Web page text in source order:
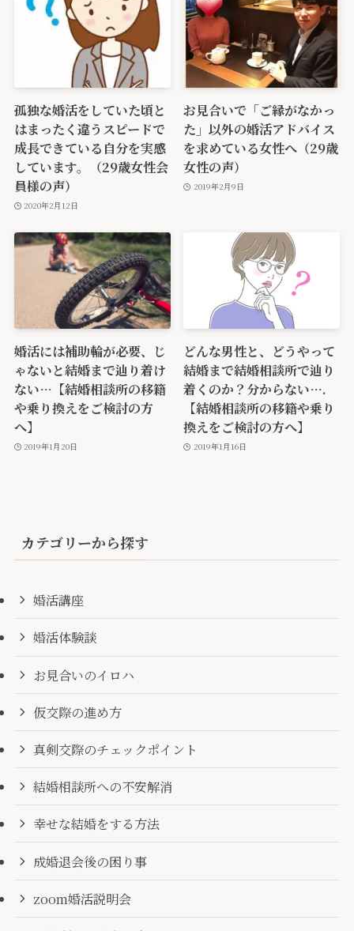
孤独な婚活をしていた頃と
はまったく違うスピードで
成長できている自分を実感
しています。（29歳女性会
員様の声）
2020年2月12日
お見合いで「ご縁がなかっ
た」以外の婚活アドバイス
を求めている女性へ（29歳
女性の声）
2019年2月9日
婚活には補助輪が必要、じ
ゃないと結婚まで辿り着け
ない…【結婚相談所の移籍
や乗り換えをご検討の方
へ】
2019年1月20日
どんな男性と、どうやって
結婚まで結婚相談所で辿り
着くのか？分からない….
【結婚相談所の移籍や乗り
換えをご検討の方へ】
2019年1月16日
カテゴリーから探す
婚活講座
婚活体験談
お見合いのイロハ
仮交際の進め方
真剣交際のチェックポイント
結婚相談所への不安解消
幸せな結婚をする方法
成婚退会後の困り事
zoom婚活説明会